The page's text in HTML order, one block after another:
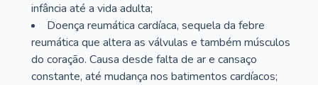
infância até a vida adulta;
Doença reumática cardíaca, sequela da febre
reumática que altera as válvulas e também músculos
do coração. Causa desde falta de ar e cansaço
constante, até mudança nos batimentos cardíacos;